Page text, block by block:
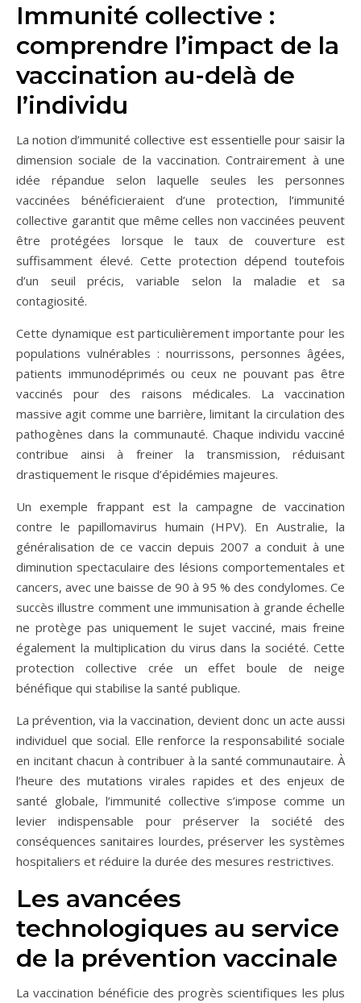
Immunité collective :
comprendre l’impact de la
vaccination au-delà de
l’individu
La notion d’immunité collective est essentielle pour saisir la
dimension sociale de la vaccination. Contrairement à une
idée répandue selon laquelle seules les personnes
vaccinées bénéficieraient d’une protection, l’immunité
collective garantit que même celles non vaccinées peuvent
être protégées lorsque le taux de couverture est
suffisamment élevé. Cette protection dépend toutefois
d’un seuil précis, variable selon la maladie et sa
contagiosité.
Cette dynamique est particulièrement importante pour les
populations vulnérables : nourrissons, personnes âgées,
patients immunodéprimés ou ceux ne pouvant pas être
vaccinés pour des raisons médicales. La vaccination
massive agit comme une barrière, limitant la circulation des
pathogènes dans la communauté. Chaque individu vacciné
contribue ainsi à freiner la transmission, réduisant
drastiquement le risque d’épidémies majeures.
Un exemple frappant est la campagne de vaccination
contre le papillomavirus humain (HPV). En Australie, la
généralisation de ce vaccin depuis 2007 a conduit à une
diminution spectaculaire des lésions comportementales et
cancers, avec une baisse de 90 à 95 % des condylomes. Ce
succès illustre comment une immunisation à grande échelle
ne protège pas uniquement le sujet vacciné, mais freine
également la multiplication du virus dans la société. Cette
protection collective crée un effet boule de neige
bénéfique qui stabilise la santé publique.
La prévention, via la vaccination, devient donc un acte aussi
individuel que social. Elle renforce la responsabilité sociale
en incitant chacun à contribuer à la santé communautaire. À
l’heure des mutations virales rapides et des enjeux de
santé globale, l’immunité collective s’impose comme un
levier indispensable pour préserver la société des
conséquences sanitaires lourdes, préserver les systèmes
hospitaliers et réduire la durée des mesures restrictives.
Les avancées
technologiques au service
de la prévention vaccinale
La vaccination bénéficie des progrès scientifiques les plus